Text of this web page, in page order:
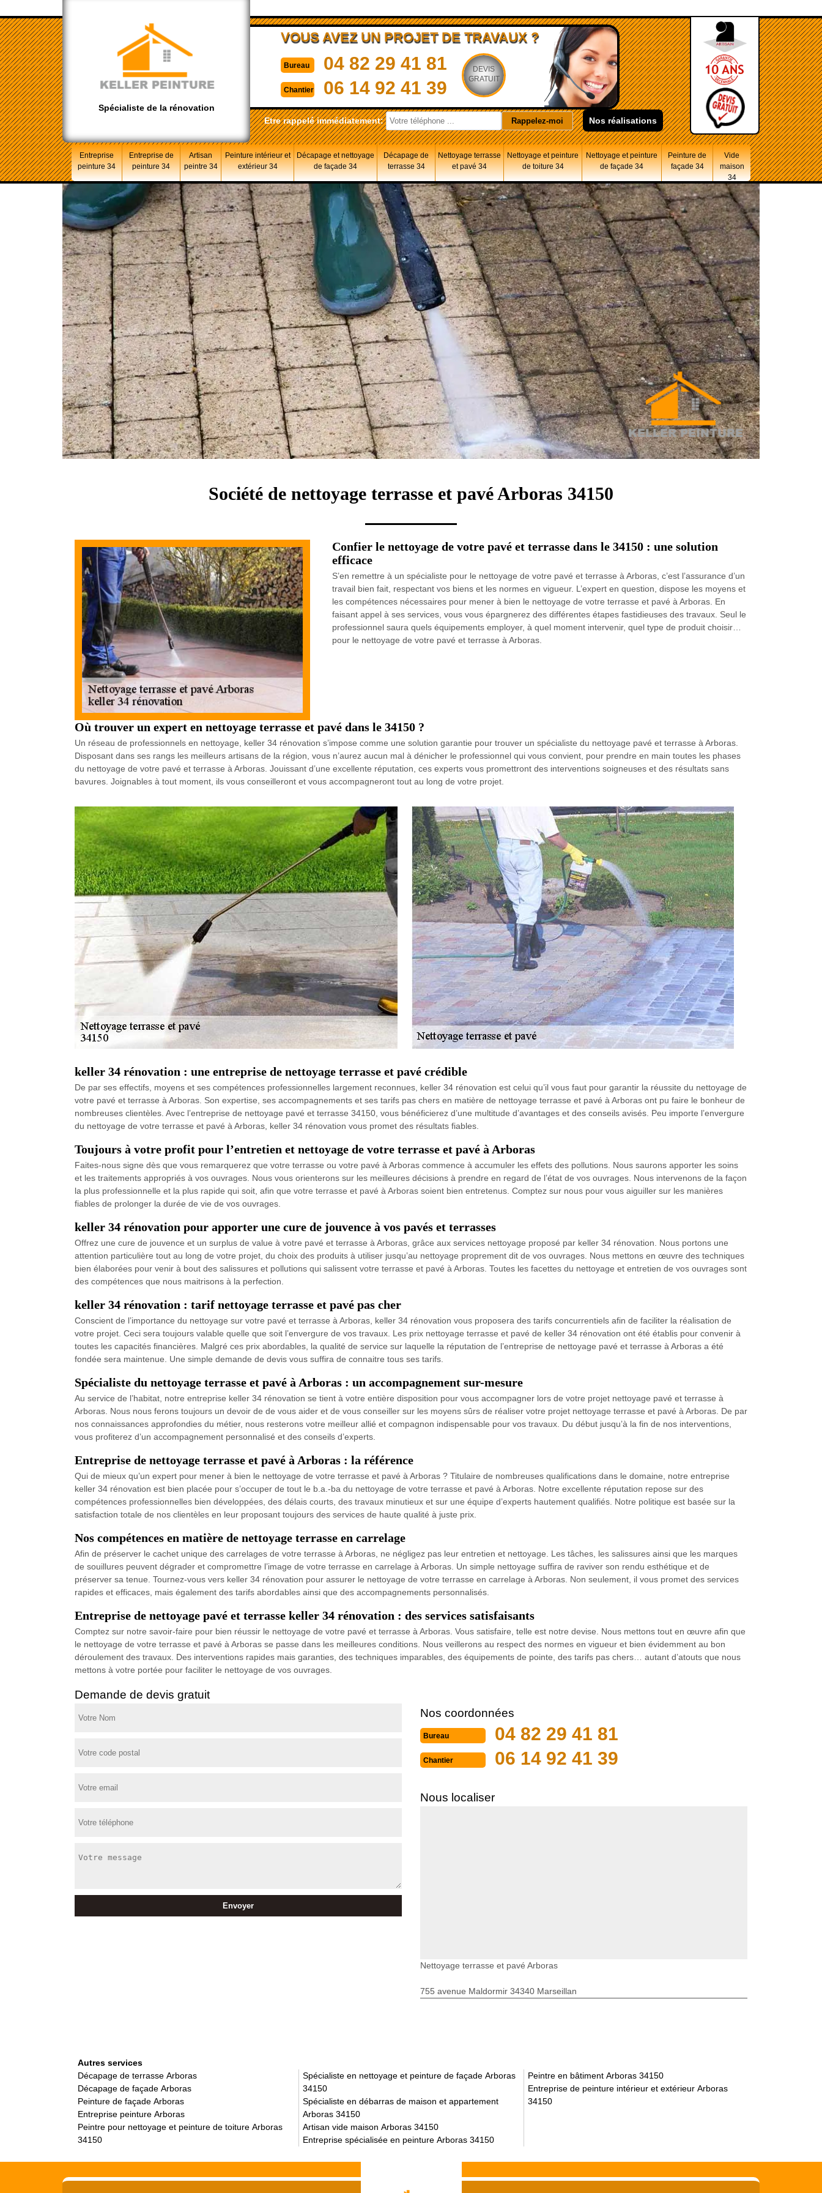
Spécialiste de la rénovation
VOUS AVEZ UN PROJET DE TRAVAUX ?
Bureau 04 82 29 41 81
Chantier 06 14 92 41 39
DEVIS
GRATUIT
Etre rappelé immédiatement: Nos réalisations
Entreprise
peinture 34
Entreprise de
peinture 34
Artisan
peintre 34
Peinture intérieur et
extérieur 34
Décapage et nettoyage
de façade 34
Décapage de
terrasse 34
Nettoyage terrasse
et pavé 34
Nettoyage et peinture
de toiture 34
Nettoyage et peinture
de façade 34
Peinture de
façade 34
Vide
maison
34
Société de nettoyage terrasse et pavé Arboras 34150
Confier le nettoyage de votre pavé et terrasse dans le 34150 : une solution
efficace
S’en remettre à un spécialiste pour le nettoyage de votre pavé et terrasse à Arboras, c’est l’assurance d’un
travail bien fait, respectant vos biens et les normes en vigueur. L’expert en question, dispose les moyens et
les compétences nécessaires pour mener à bien le nettoyage de votre terrasse et pavé à Arboras. En
faisant appel à ses services, vous vous épargnerez des différentes étapes fastidieuses des travaux. Seul le
professionnel saura quels équipements employer, à quel moment intervenir, quel type de produit choisir…
pour le nettoyage de votre pavé et terrasse à Arboras.
Où trouver un expert en nettoyage terrasse et pavé dans le 34150 ?
Un réseau de professionnels en nettoyage, keller 34 rénovation s’impose comme une solution garantie pour trouver un spécialiste du nettoyage pavé et terrasse à Arboras.
Disposant dans ses rangs les meilleurs artisans de la région, vous n’aurez aucun mal à dénicher le professionnel qui vous convient, pour prendre en main toutes les phases
du nettoyage de votre pavé et terrasse à Arboras. Jouissant d’une excellente réputation, ces experts vous promettront des interventions soigneuses et des résultats sans
bavures. Joignables à tout moment, ils vous conseilleront et vous accompagneront tout au long de votre projet.
keller 34 rénovation : une entreprise de nettoyage terrasse et pavé crédible
De par ses effectifs, moyens et ses compétences professionnelles largement reconnues, keller 34 rénovation est celui qu’il vous faut pour garantir la réussite du nettoyage de
votre pavé et terrasse à Arboras. Son expertise, ses accompagnements et ses tarifs pas chers en matière de nettoyage terrasse et pavé à Arboras ont pu faire le bonheur de
nombreuses clientèles. Avec l’entreprise de nettoyage pavé et terrasse 34150, vous bénéficierez d’une multitude d’avantages et des conseils avisés. Peu importe l’envergure
du nettoyage de votre terrasse et pavé à Arboras, keller 34 rénovation vous promet des résultats fiables.
Toujours à votre profit pour l’entretien et nettoyage de votre terrasse et pavé à Arboras
Faites-nous signe dès que vous remarquerez que votre terrasse ou votre pavé à Arboras commence à accumuler les effets des pollutions. Nous saurons apporter les soins
et les traitements appropriés à vos ouvrages. Nous vous orienterons sur les meilleures décisions à prendre en regard de l’état de vos ouvrages. Nous intervenons de la façon
la plus professionnelle et la plus rapide qui soit, afin que votre terrasse et pavé à Arboras soient bien entretenus. Comptez sur nous pour vous aiguiller sur les manières
fiables de prolonger la durée de vie de vos ouvrages.
keller 34 rénovation pour apporter une cure de jouvence à vos pavés et terrasses
Offrez une cure de jouvence et un surplus de value à votre pavé et terrasse à Arboras, grâce aux services nettoyage proposé par keller 34 rénovation. Nous portons une
attention particulière tout au long de votre projet, du choix des produits à utiliser jusqu’au nettoyage proprement dit de vos ouvrages. Nous mettons en œuvre des techniques
bien élaborées pour venir à bout des salissures et pollutions qui salissent votre terrasse et pavé à Arboras. Toutes les facettes du nettoyage et entretien de vos ouvrages sont
des compétences que nous maitrisons à la perfection.
keller 34 rénovation : tarif nettoyage terrasse et pavé pas cher
Conscient de l’importance du nettoyage sur votre pavé et terrasse à Arboras, keller 34 rénovation vous proposera des tarifs concurrentiels afin de faciliter la réalisation de
votre projet. Ceci sera toujours valable quelle que soit l’envergure de vos travaux. Les prix nettoyage terrasse et pavé de keller 34 rénovation ont été établis pour convenir à
toutes les capacités financières. Malgré ces prix abordables, la qualité de service sur laquelle la réputation de l’entreprise de nettoyage pavé et terrasse à Arboras a été
fondée sera maintenue. Une simple demande de devis vous suffira de connaitre tous ses tarifs.
Spécialiste du nettoyage terrasse et pavé à Arboras : un accompagnement sur-mesure
Au service de l’habitat, notre entreprise keller 34 rénovation se tient à votre entière disposition pour vous accompagner lors de votre projet nettoyage pavé et terrasse à
Arboras. Nous nous ferons toujours un devoir de de vous aider et de vous conseiller sur les moyens sûrs de réaliser votre projet nettoyage terrasse et pavé à Arboras. De par
nos connaissances approfondies du métier, nous resterons votre meilleur allié et compagnon indispensable pour vos travaux. Du début jusqu’à la fin de nos interventions,
vous profiterez d’un accompagnement personnalisé et des conseils d’experts.
Entreprise de nettoyage terrasse et pavé à Arboras : la référence
Qui de mieux qu’un expert pour mener à bien le nettoyage de votre terrasse et pavé à Arboras ? Titulaire de nombreuses qualifications dans le domaine, notre entreprise
keller 34 rénovation est bien placée pour s’occuper de tout le b.a.-ba du nettoyage de votre terrasse et pavé à Arboras. Notre excellente réputation repose sur des
compétences professionnelles bien développées, des délais courts, des travaux minutieux et sur une équipe d’experts hautement qualifiés. Notre politique est basée sur la
satisfaction totale de nos clientèles en leur proposant toujours des services de haute qualité à juste prix.
Nos compétences en matière de nettoyage terrasse en carrelage
Afin de préserver le cachet unique des carrelages de votre terrasse à Arboras, ne négligez pas leur entretien et nettoyage. Les tâches, les salissures ainsi que les marques
de souillures peuvent dégrader et compromettre l’image de votre terrasse en carrelage à Arboras. Un simple nettoyage suffira de raviver son rendu esthétique et de
préserver sa tenue. Tournez-vous vers keller 34 rénovation pour assurer le nettoyage de votre terrasse en carrelage à Arboras. Non seulement, il vous promet des services
rapides et efficaces, mais également des tarifs abordables ainsi que des accompagnements personnalisés.
Entreprise de nettoyage pavé et terrasse keller 34 rénovation : des services satisfaisants
Comptez sur notre savoir-faire pour bien réussir le nettoyage de votre pavé et terrasse à Arboras. Vous satisfaire, telle est notre devise. Nous mettons tout en œuvre afin que
le nettoyage de votre terrasse et pavé à Arboras se passe dans les meilleures conditions. Nous veillerons au respect des normes en vigueur et bien évidemment au bon
déroulement des travaux. Des interventions rapides mais garanties, des techniques imparables, des équipements de pointe, des tarifs pas chers… autant d’atouts que nous
mettons à votre portée pour faciliter le nettoyage de vos ouvrages.
Demande de devis gratuit
Nos coordonnées
Bureau 04 82 29 41 81
Chantier 06 14 92 41 39
Nous localiser
Nettoyage terrasse et pavé Arboras
755 avenue Maldormir 34340 Marseillan
Autres services
Décapage de terrasse Arboras
Décapage de façade Arboras
Peinture de façade Arboras
Entreprise peinture Arboras
Peintre pour nettoyage et peinture de toiture Arboras
34150
Spécialiste en nettoyage et peinture de façade Arboras
34150
Spécialiste en débarras de maison et appartement
Arboras 34150
Artisan vide maison Arboras 34150
Entreprise spécialisée en peinture Arboras 34150
Peintre en bâtiment Arboras 34150
Entreprise de peinture intérieur et extérieur Arboras
34150